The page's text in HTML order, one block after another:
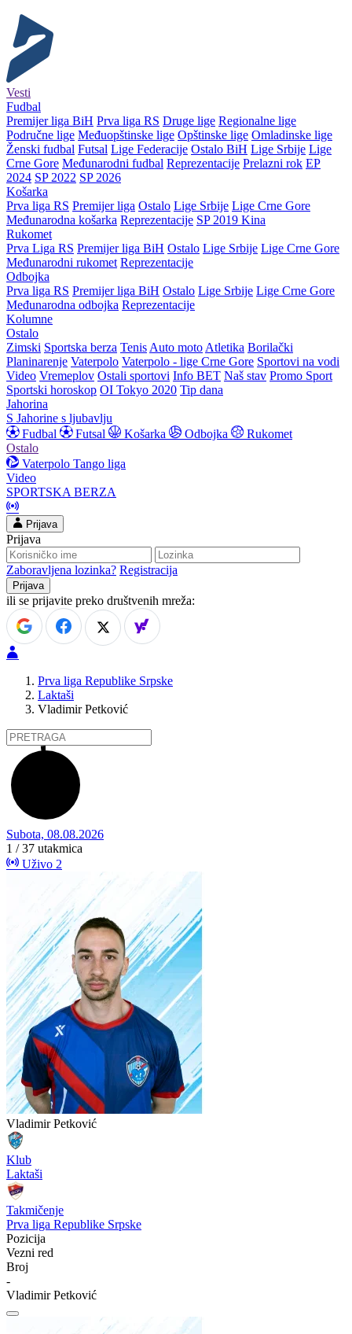
Vesti
Fudbal
Premijer liga BiH Prva liga RS Druge lige Regionalne lige
Područne lige Međuopštinske lige Opštinske lige Omladinske lige
Ženski fudbal Futsal Lige Federacije Ostalo BiH Lige Srbije Lige
Crne Gore Međunarodni fudbal Reprezentacije Prelazni rok EP
2024 SP 2022 SP 2026
Košarka
Prva liga RS Premijer liga Ostalo Lige Srbije Lige Crne Gore
Međunarodna košarka Reprezentacije SP 2019 Kina
Rukomet
Prva Liga RS Premijer liga BiH Ostalo Lige Srbije Lige Crne Gore
Međunarodni rukomet Reprezentacije
Odbojka
Prva liga RS Premijer liga BiH Ostalo Lige Srbije Lige Crne Gore
Međunarodna odbojka Reprezentacije
Kolumne
Ostalo
Zimski Sportska berza Tenis Auto moto Atletika Borilački
Planinarenje Vaterpolo Vaterpolo - lige Crne Gore Sportovi na vodi
Video Vremeplov Ostali sportovi Info BET Naš stav Promo Sport
Sportski horoskop OI Tokyo 2020 Tip dana
Jahorina
S Jahorine s ljubavlju
Fudbal
Futsal Košarka Odbojka
Rukomet
Ostalo
Vaterpolo Tango liga
Video
SPORTSKA BERZA
Prijava
Prijava
Zaboravljena lozinka? Registracija
ili se prijavite preko društvenih mreža:
Prva liga Republike Srpske
Laktaši
Vladimir Petković
Subota, 08.08.2026
1 / 37 utakmica
Uživo 2
Vladimir Petković
Klub
Laktaši
Takmičenje
Prva liga Republike Srpske
Pozicija
Vezni red
Broj
-
Vladimir Petković